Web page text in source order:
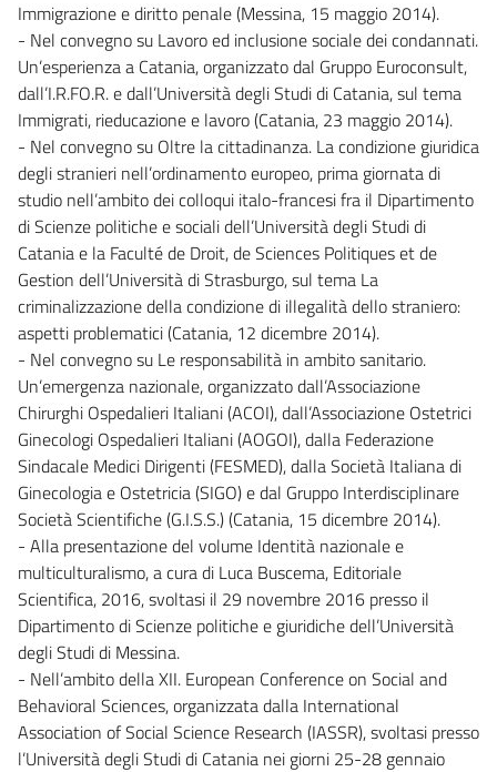
Immigrazione e diritto penale (Messina, 15 maggio 2014).
- Nel convegno su Lavoro ed inclusione sociale dei condannati.
Un’esperienza a Catania, organizzato dal Gruppo Euroconsult,
dall’I.R.FO.R. e dall’Università degli Studi di Catania, sul tema
Immigrati, rieducazione e lavoro (Catania, 23 maggio 2014).
- Nel convegno su Oltre la cittadinanza. La condizione giuridica
degli stranieri nell’ordinamento europeo, prima giornata di
studio nell’ambito dei colloqui italo-francesi fra il Dipartimento
di Scienze politiche e sociali dell’Università degli Studi di
Catania e la Faculté de Droit, de Sciences Politiques et de
Gestion dell’Università di Strasburgo, sul tema La
criminalizzazione della condizione di illegalità dello straniero:
aspetti problematici (Catania, 12 dicembre 2014).
- Nel convegno su Le responsabilità in ambito sanitario.
Un’emergenza nazionale, organizzato dall’Associazione
Chirurghi Ospedalieri Italiani (ACOI), dall’Associazione Ostetrici
Ginecologi Ospedalieri Italiani (AOGOI), dalla Federazione
Sindacale Medici Dirigenti (FESMED), dalla Società Italiana di
Ginecologia e Ostetricia (SIGO) e dal Gruppo Interdisciplinare
Società Scientifiche (G.I.S.S.) (Catania, 15 dicembre 2014).
- Alla presentazione del volume Identità nazionale e
multiculturalismo, a cura di Luca Buscema, Editoriale
Scientifica, 2016, svoltasi il 29 novembre 2016 presso il
Dipartimento di Scienze politiche e giuridiche dell’Università
degli Studi di Messina.
- Nell’ambito della XII. European Conference on Social and
Behavioral Sciences, organizzata dalla International
Association of Social Science Research (IASSR), svoltasi presso
l’Università degli Studi di Catania nei giorni 25-28 gennaio